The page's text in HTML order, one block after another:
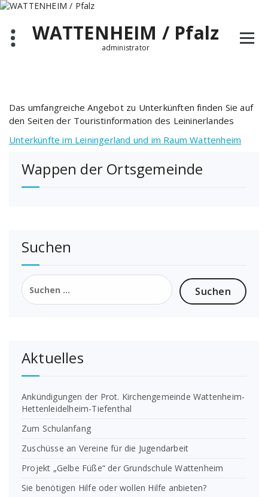
Zum
springenWATTENHEIM / Pfalz
administrator
Das umfangreiche Angebot zu Unterkünften finden Sie auf
den Seiten der Touristinformation des Leininerlandes
Unterkünfte im Leiningerland und im Raum Wattenheim
Wappen der Ortsgemeinde
Suchen
Suchen
nach:
Aktuelles
Ankündigungen der Prot. Kirchengemeinde Wattenheim-
Hettenleidelheim-Tiefenthal
Zum Schulanfang
Zuschüsse an Vereine für die Jugendarbeit
Projekt „Gelbe Füße“ der Grundschule Wattenheim
Sie benötigen Hilfe oder wollen Hilfe anbieten?